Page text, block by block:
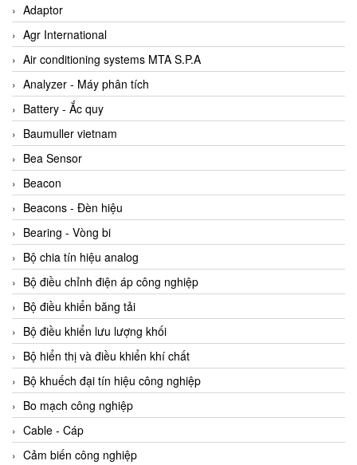
AC Infinity Vietnam
AC&E Telecommunications
AC&T Vietnam
Accepta Vietnam
ACCUMAC Vietnam
AccuWeb Vietnam
Acey
ACOEM Vietnam
ADCA Vietnam
ADFweb Vietnam
Adler Vietnam
Ados Vietnam
Advanced Energy Vietnam
Advantech Vietnam
Agate Vietnam
AGR International Vietnam
Aichi Tokei Denki Vietnam
Aii Vietnam
AIKOH
Adaptor
Agr International
Air conditioning systems MTA S.P.A
Analyzer - Máy phân tích
Battery - Ắc quy
Baumuller vietnam
Bea Sensor
Beacon
Beacons - Đèn hiệu
Bearing - Vòng bi
Bộ chia tín hiệu analog
Bộ điều chỉnh điện áp công nghiệp
Bộ điều khiển băng tải
Bộ điều khiển lưu lượng khối
Bộ hiển thị và điều khiển khí chất
Bộ khuếch đại tín hiệu công nghiệp
Bo mạch công nghiệp
Cable - Cáp
Cảm biến công nghiệp